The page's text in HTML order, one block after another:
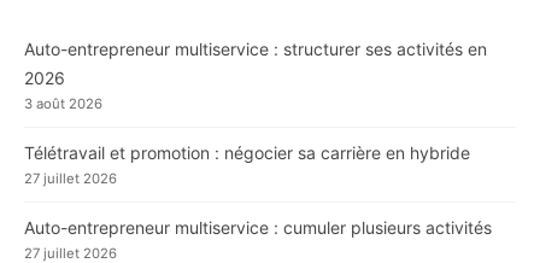
Auto-entrepreneur multiservice : structurer ses activités en
2026
3 août 2026
Télétravail et promotion : négocier sa carrière en hybride
27 juillet 2026
Auto-entrepreneur multiservice : cumuler plusieurs activités
27 juillet 2026